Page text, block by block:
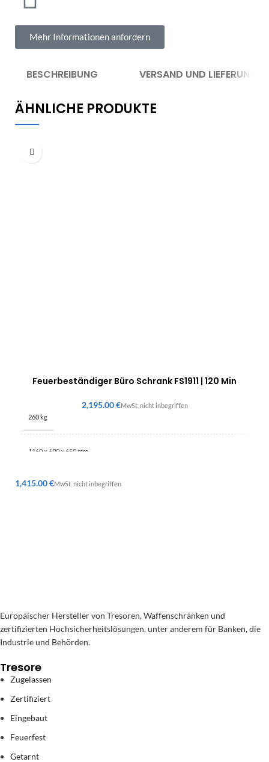
Mehr Informationen anfordern
BESCHREIBUNG VERSAND UND LIEFERUNG
ÄHNLICHE PRODUKTE
Feuerbeständiger Büro Schrank FS1911 | 120 Min
€
260 kg
1160 × 690 × 650 mm
€
Europäischer Hersteller von Tresoren, Waffenschränken und
zertifizierten Hochsicherheitslösungen, unter anderem für Banken, die
Industrie und Behörden.
Tresore
Zugelassen
Zertifiziert
Eingebaut
Feuerfest
Getarnt